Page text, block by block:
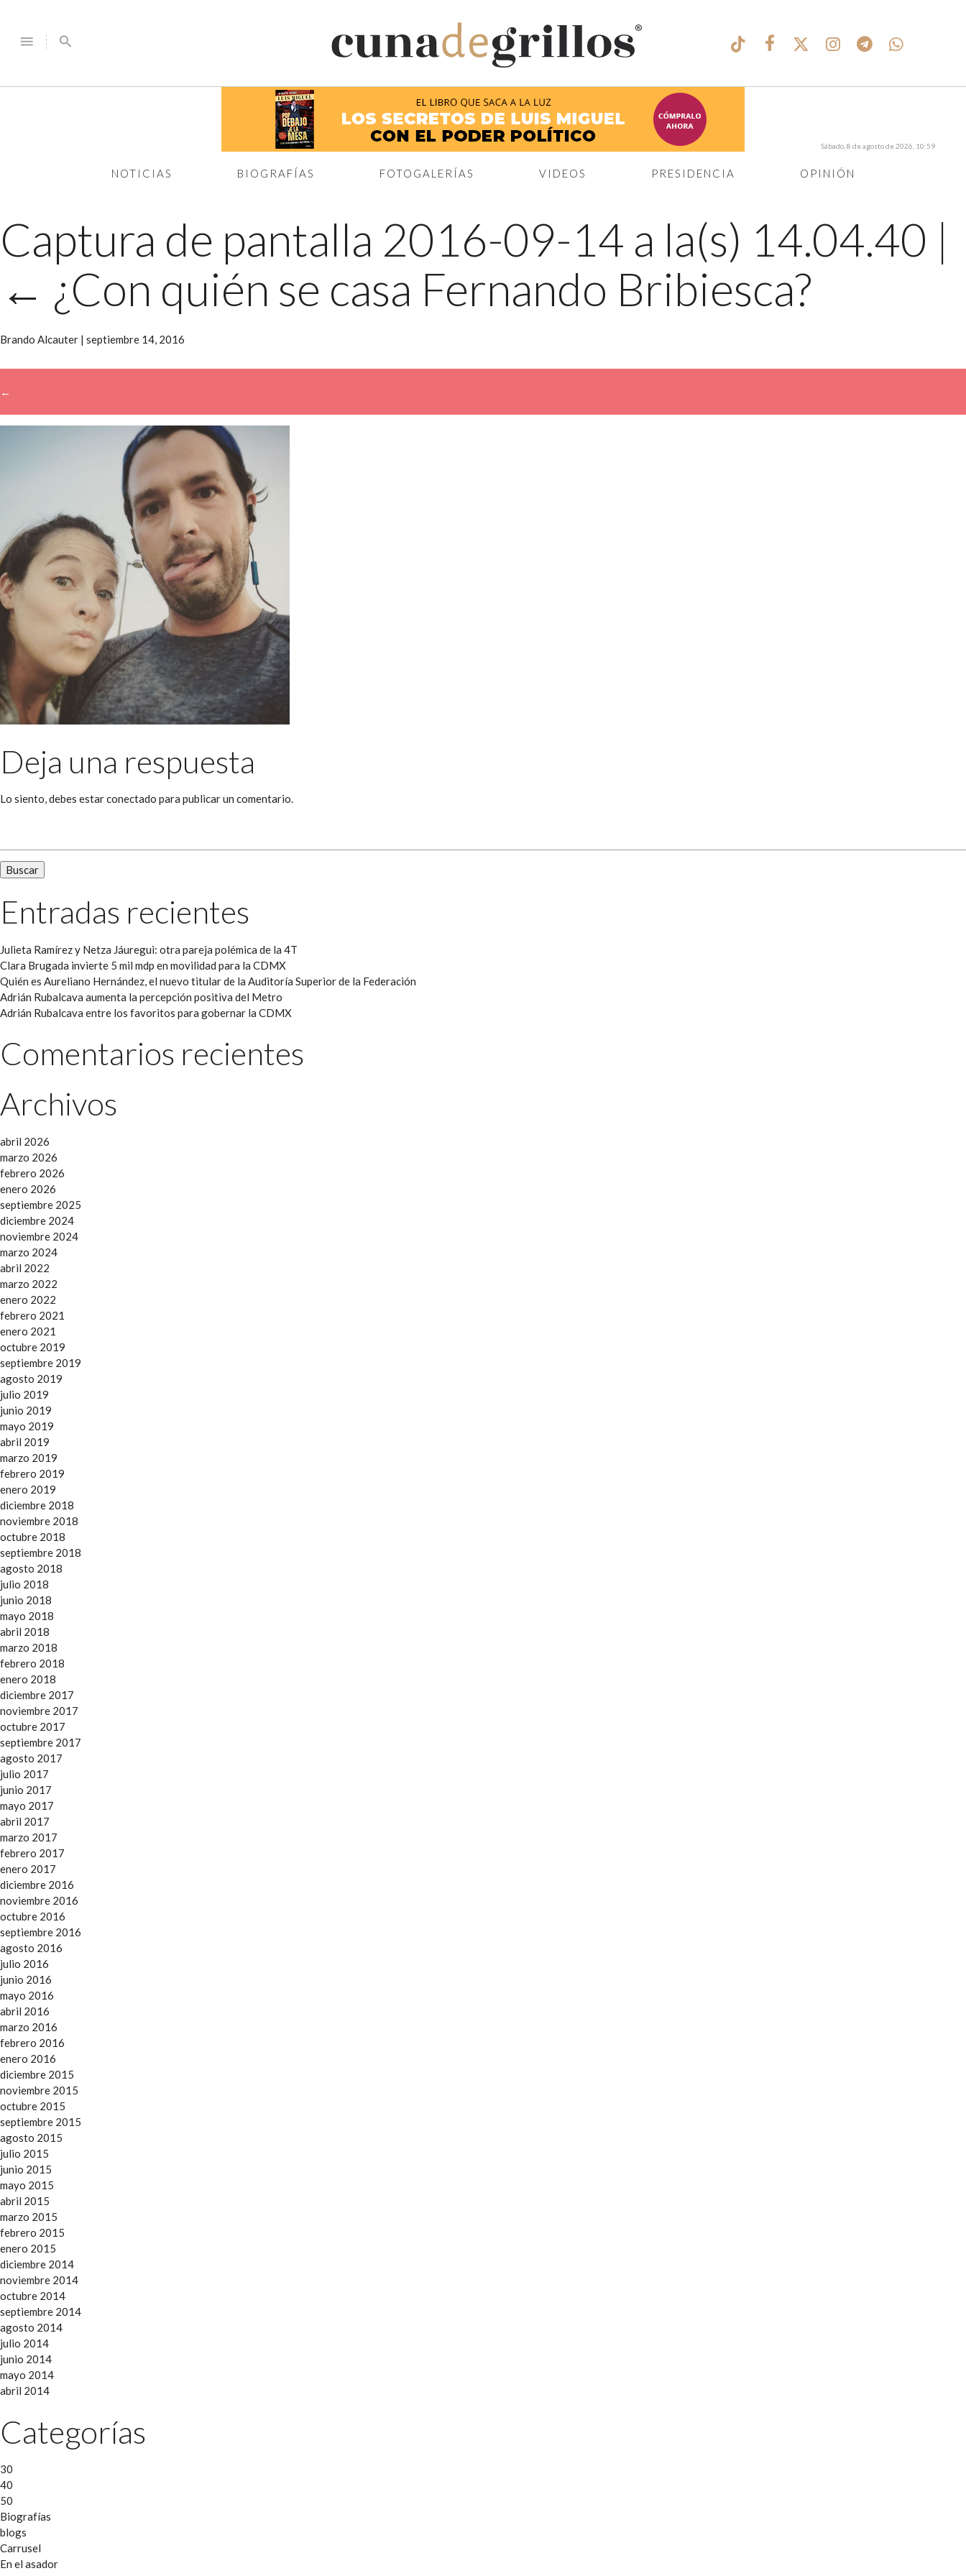
menu search
®
NOTICIAS BIOGRAFÍAS FOTOGALERÍAS VIDEOS PRESIDENCIA OPINIÓN
Sábado, 8 de agosto de 2026, 10:59
Captura de pantalla 2016-09-14 a la(s) 14.04.40 |
← ¿Con quién se casa Fernando Bribiesca?
Brando Alcauter | septiembre 14, 2016
←
Deja una respuesta
Lo siento, debes estarconectado para publicar un comentario.
Entradas recientes
Julieta Ramírez y Netza Jáuregui: otra pareja polémica de la 4T
Clara Brugada invierte 5 mil mdp en movilidad para la CDMX
Quién es Aureliano Hernández, el nuevo titular de la Auditoría Superior de la Federación
Adrián Rubalcava aumenta la percepción positiva del Metro
Adrián Rubalcava entre los favoritos para gobernar la CDMX
Comentarios recientes
Archivos
abril 2026
marzo 2026
febrero 2026
enero 2026
septiembre 2025
diciembre 2024
noviembre 2024
marzo 2024
abril 2022
marzo 2022
enero 2022
febrero 2021
enero 2021
octubre 2019
septiembre 2019
agosto 2019
julio 2019
junio 2019
mayo 2019
abril 2019
marzo 2019
febrero 2019
enero 2019
diciembre 2018
noviembre 2018
octubre 2018
septiembre 2018
agosto 2018
julio 2018
junio 2018
mayo 2018
abril 2018
marzo 2018
febrero 2018
enero 2018
diciembre 2017
noviembre 2017
octubre 2017
septiembre 2017
agosto 2017
julio 2017
junio 2017
mayo 2017
abril 2017
marzo 2017
febrero 2017
enero 2017
diciembre 2016
noviembre 2016
octubre 2016
septiembre 2016
agosto 2016
julio 2016
junio 2016
mayo 2016
abril 2016
marzo 2016
febrero 2016
enero 2016
diciembre 2015
noviembre 2015
octubre 2015
septiembre 2015
agosto 2015
julio 2015
junio 2015
mayo 2015
abril 2015
marzo 2015
febrero 2015
enero 2015
diciembre 2014
noviembre 2014
octubre 2014
septiembre 2014
agosto 2014
julio 2014
junio 2014
mayo 2014
abril 2014
Categorías
30
40
50
Biografías
blogs
Carrusel
En el asador